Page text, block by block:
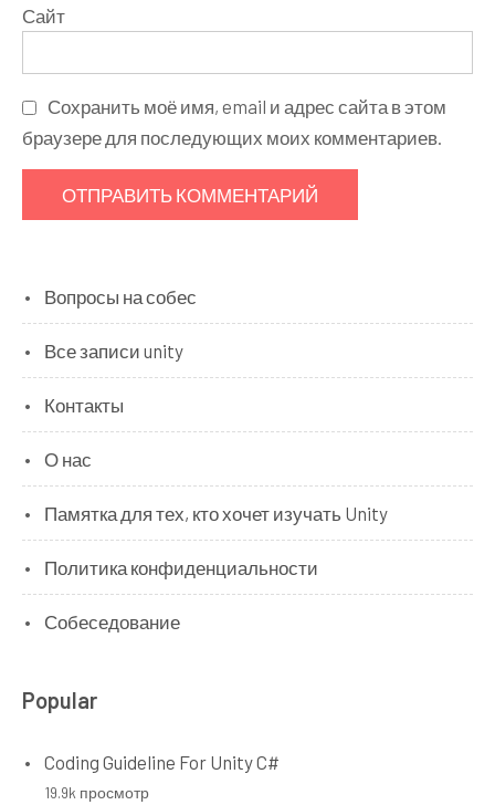
Сайт
Сохранить моё имя, email и адрес сайта в этом
браузере для последующих моих комментариев.
Вопросы на собес
Все записи unity
Контакты
О нас
Памятка для тех, кто хочет изучать Unity
Политика конфиденциальности
Собеседование
Popular
Coding Guideline For Unity C#
19.9k просмотр